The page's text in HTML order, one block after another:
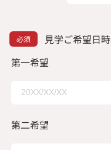
見学ご希望日時
第一希望
第二希望